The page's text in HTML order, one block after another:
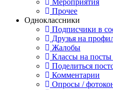
Мероприятия
Прочее
Одноклассники
Подписчики в
Друзья на
Жалобы
Классы на
Поделиться
Комментарии
Опросы /